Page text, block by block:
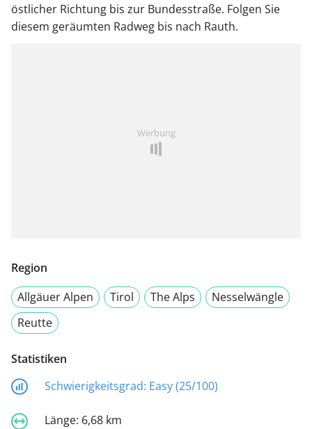
östlicher Richtung bis zur Bundesstraße. Folgen Sie
diesem geräumten Radweg bis nach Rauth.
Werbung
Region
Allgäuer Alpen
Tirol The Alps
Nesselwängle
Reutte
Statistiken
Schwierigkeitsgrad: Easy (25/100)
Länge: 6,68 km